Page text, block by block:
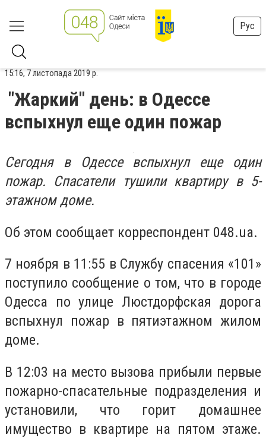
Рус
15:16, 7 листопада 2019 р.
"Жаркий" день: в Одессе
вспыхнул еще один пожар
Сегодня в Одессе вспыхнул еще один
пожар. Спасатели тушили квартиру в 5-
этажном доме.
Об этом сообщает корреспондент 048.ua.
7 ноября в 11:55 в Службу спасения «101»
поступило сообщение о том, что в городе
Одесса по улице Люстдорфская дорога
вспыхнул пожар в пятиэтажном жилом
доме.
В 12:03 на место вызова прибыли первые
пожарно-спасательные подразделения и
установили, что горит домашнее
имущество в квартире на пятом этаже.